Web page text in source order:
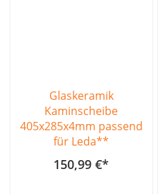
Glaskeramik
Kaminscheibe
405x285x4mm passend
für Leda**
150,99 €